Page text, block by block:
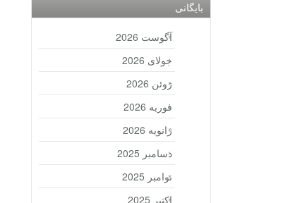
بایگانی
آگوست 2026
جولای 2026
ژوئن 2026
فوریه 2026
ژانویه 2026
دسامبر 2025
نوامبر 2025
اکتبر 2025